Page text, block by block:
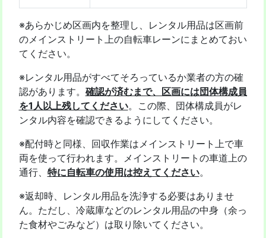
※あらかじめ区画内を整理し、レンタル用品は区画前
のメインストリート上の自転車レーンにまとめておい
てください。
※レンタル用品がすべてそろっているか業者の方の確
認があります。 確認が済むまで、区画には団体構成員
を1人以上残してください。この際、団体構成員がレ
ンタル内容を確認できるようにしてください。
※配付時と同様、回収作業はメインストリート上で車
両を使って行われます。メインストリートの車道上の
通行、 特に自転車の使用は控えてください。
※返却時、レンタル用品を洗浄する必要はありませ
ん。ただし、冷蔵庫などのレンタル用品の中身（余っ
た食材やごみなど）は取り除いてください。